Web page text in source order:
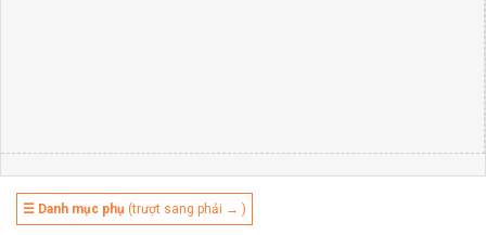
☰ Danh mục phụ (trượt sang phải → )